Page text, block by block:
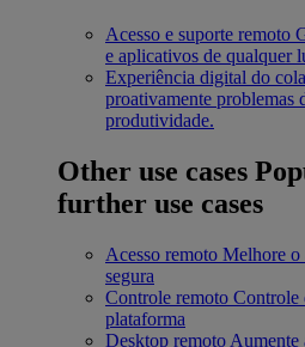
Acesso e suporte remoto
e aplicativos de qualquer
Experiência digital do
proativamente problemas
produtividade.
Other use cases
further use cases
Acesso remoto Melhore o
segura
Controle remoto Controle
plataforma
Desktop remoto Aumente